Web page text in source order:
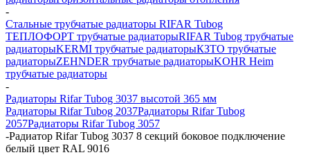
-
Стальные трубчатые радиаторы RIFAR Tubog
ТЕПЛОФОРТ трубчатые радиаторыRIFAR Tubog трубчатые
радиаторыKERMI трубчатые радиаторыКЗТО трубчатые
радиаторыZEHNDER трубчатые радиаторыKOHR Heim
трубчатые радиаторы
-
Радиаторы Rifar Tubog 3037 высотой 365 мм
Радиаторы Rifar Tubog 2037Радиаторы Rifar Tubog
2057Радиаторы Rifar Tubog 3057
-Радиатор Rifar Tubog 3037 8 секций боковое подключение
белый цвет RAL 9016